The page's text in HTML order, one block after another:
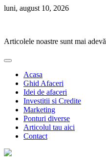
Skip
luni, august 10, 2026
Articolele noastre sunt mai
Acasa
Ghid Afaceri
Idei de afaceri
Investitii si Credite
Marketing
Ponturi diverse
Articolul tau aici
Contact